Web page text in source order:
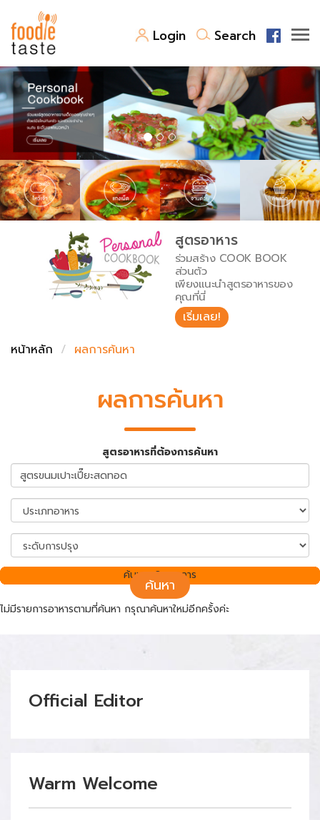
Login Search
สูตรอาหาร
สูตรอาหารล่าสุด
Top Foodie
พาไปชิม
สารพันก้นครัว
เคล็ดลับน่ารู้
เปรียบเทียบหน่วยการตวง
เปรียบเทียบอุณหภูมิ
เปรียบเทียบน้ำหนักวัตถุดิบ
FoodPedia
สร้าง Cookbook
สูตรอาหาร
ร่วมสร้าง COOK BOOK
ส่วนตัว
เพียงแนะนำสูตรอาหารของ
คุณที่นี่
เริ่มเลย!
หน้าหลัก
ผลการค้นหา
ผลการค้นหา
สูตรอาหารที่ต้องการค้นหา
ค้นหา
ไม่มีรายการอาหารตามที่ค้นหา กรุณาค้นหาใหม่อีกครั้งค่ะ
ค้นพบ 0 รายการ
Official Editor
Warm Welcome